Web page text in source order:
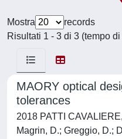
Mostra
records
Risultati 1 - 3 di 3 (tempo
MAORY optical
tolerances
2018 PATTI
Magrin, D.; Greggio, D.;